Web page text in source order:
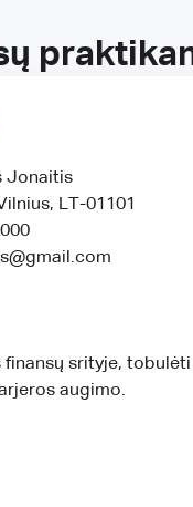
Jonaitis
LT-01101
srityje,
augimo.